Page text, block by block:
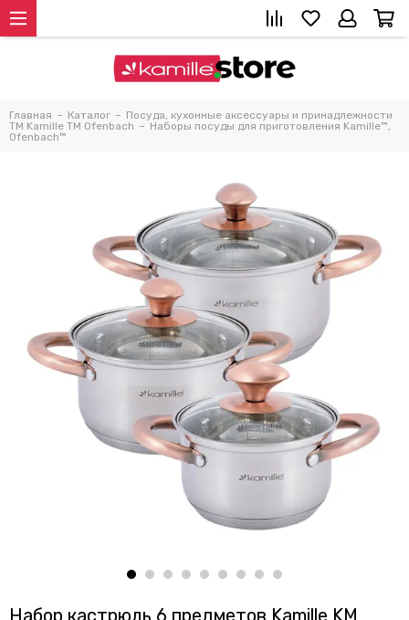
Главная Каталог
Посуда, кухонные аксессуары и принадлежности
TM Kamille TM Ofenbach
Наборы посуды для приготовления Kamille™,
Ofenbach™
Набор кастрюль 6 предметов Kamille KM